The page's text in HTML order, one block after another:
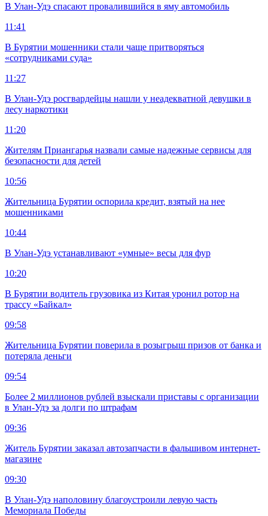
В Улан-Удэ спасают провалившийся в яму автомобиль
11:41
В Бурятии мошенники стали чаще притворяться
«сотрудниками суда»
11:27
В Улан-Удэ росгвардейцы нашли у неадекватной девушки в
лесу наркотики
11:20
Жителям Приангарья назвали самые надежные сервисы для
безопасности для детей
10:56
Жительница Бурятии оспорила кредит, взятый на нее
мошенниками
10:44
В Улан-Удэ устанавливают «умные» весы для фур
10:20
В Бурятии водитель грузовика из Китая уронил ротор на
трассу «Байкал»
09:58
Жительница Бурятии поверила в розыгрыш призов от банка и
потеряла деньги
09:54
Более 2 миллионов рублей взыскали приставы с организации
в Улан-Удэ за долги по штрафам
09:36
Житель Бурятии заказал автозапчасти в фальшивом интернет-
магазине
09:30
В Улан-Удэ наполовину благоустроили левую часть
Мемориала Победы